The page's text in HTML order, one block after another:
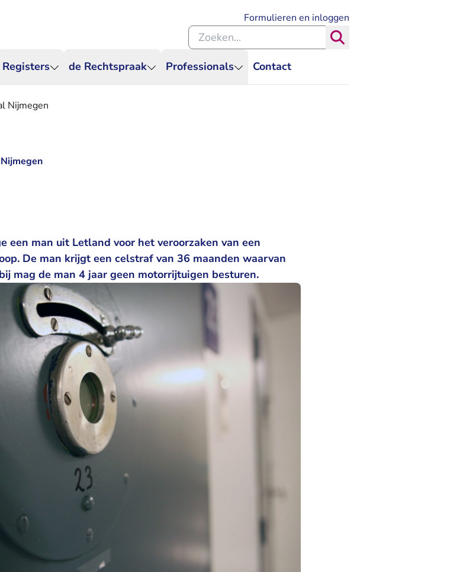
Registers de Rechtspraak Professionals Contact
Formulieren en inloggen
Zoeken binnen de Rechtspraak
Nijmegen
een man uit Letland voor het veroorzaken van een
De man krijgt een celstraf van 36 maanden waarvan
mag de man 4 jaar geen motorrijtuigen besturen.